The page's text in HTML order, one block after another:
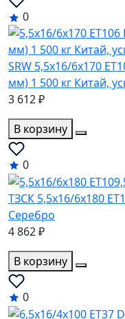
0
SRW 5,5x16/6x170
мм) 1 500 кг Китай,
3 612 ₽
В корзину
0
ТЗСК 5,5x16/6x180
Серебро
4 862 ₽
В корзину
0